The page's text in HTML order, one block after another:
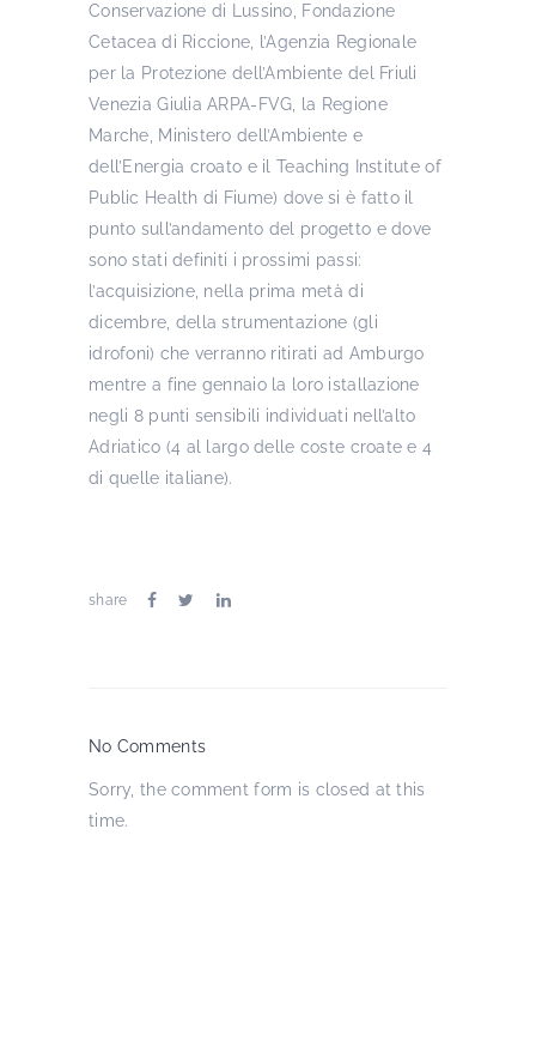
Conservazione di Lussino, Fondazione
Cetacea di Riccione, l’Agenzia Regionale
per la Protezione dell’Ambiente del Friuli
Venezia Giulia ARPA-FVG, la Regione
Marche, Ministero dell’Ambiente e
dell’Energia croato e il Teaching Institute of
Public Health di Fiume) dove si è fatto il
punto sull’andamento del progetto e dove
sono stati definiti i prossimi passi:
l’acquisizione, nella prima metà di
dicembre, della strumentazione (gli
idrofoni) che verranno ritirati ad Amburgo
mentre a fine gennaio la loro istallazione
negli 8 punti sensibili individuati nell’alto
Adriatico (4 al largo delle coste croate e 4
di quelle italiane).
share
No Comments
Sorry, the comment form is closed at this
time.